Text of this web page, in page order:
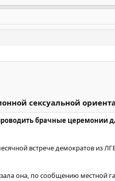
сексуальной
брачные церемонии
встрече демократов из
она, по сообщению местной